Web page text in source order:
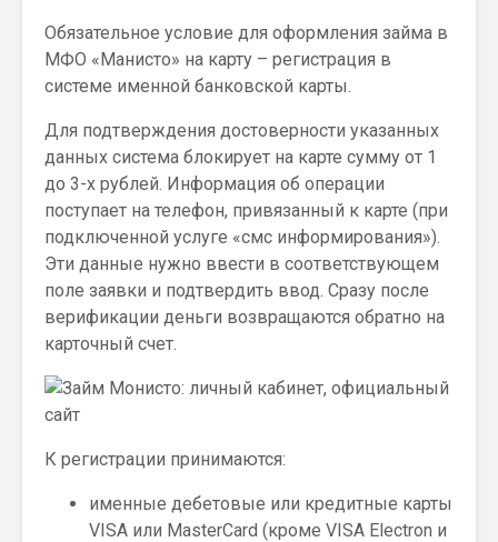
Обязательное условие для оформления займа в
МФО «Манисто» на карту – регистрация в
системе именной банковской карты.
Для подтверждения достоверности указанных
данных система блокирует на карте сумму от 1
до 3-х рублей. Информация об операции
поступает на телефон, привязанный к карте (при
подключенной услуге «смс информирования»).
Эти данные нужно ввести в соответствующем
поле заявки и подтвердить ввод. Сразу после
верификации деньги возвращаются обратно на
карточный счет.
К регистрации принимаются:
именные дебетовые или кредитные карты
VISA или MasterCard (кроме VISA Electron и